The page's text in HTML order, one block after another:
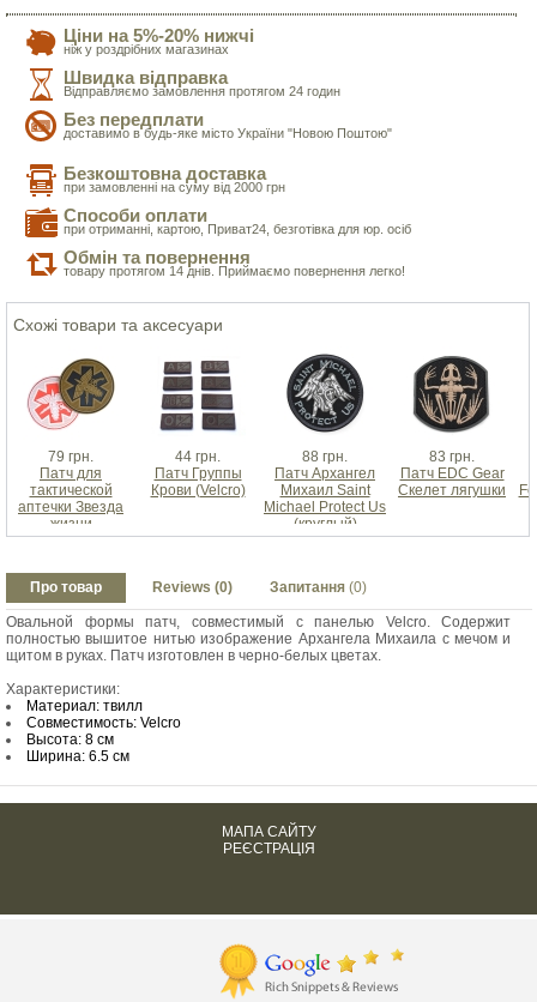
Ціни на 5%-20% нижчі
ніж у роздрібних магазинах
Швидка відправка
Відправляємо замовлення протягом 24 годин
Без передплати
доставимо в будь-яке місто України "Новою Поштою"
Безкоштовна доставка
при замовленні на суму від 2000 грн
Способи оплати
при отриманні, картою, Приват24, безготівка для юр. осіб
Обмін та повернення
товару протягом 14 днів. Приймаємо повернення легко!
Схожі товари та аксесуари
79 грн.
Патч для
тактической
аптечки Звезда
жизни
44 грн.
Патч Группы
Крови (Velcro)
88 грн.
Патч Архангел
Михаил Saint
Michael Protect Us
(круглый)
83 грн.
Патч EDC Gear
Скелет лягушки
Про товар Reviews (0) Запитання (0)
Овальной формы патч, совместимый с панелью Velcro. Содержит
полностью вышитое нитью изображение Архангела Михаила с мечом и
щитом в руках. Патч изготовлен в черно-белых цветах.
Характеристики:
Материал: твилл
Совместимость: Velcro
Высота: 8 см
Ширина: 6.5 см
МАПА САЙТУ
РЕЄСТРАЦІЯ